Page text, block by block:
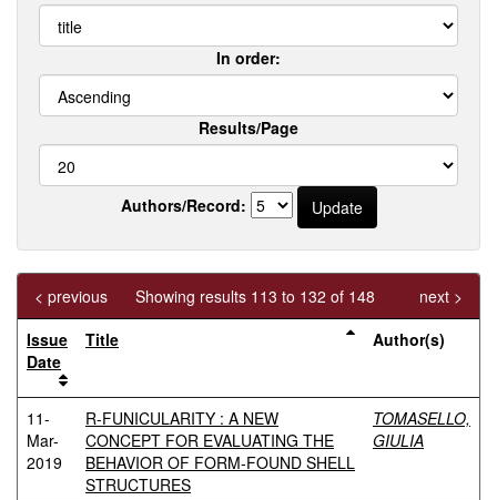
In order:
Results/Page
Authors/Record:
Showing results 113 to 132 of 148
< previous
next >
Issue
Date
Title Author(s)
11-
Mar-
2019
R-FUNICULARITY : A NEW
CONCEPT FOR EVALUATING THE
BEHAVIOR OF FORM-FOUND SHELL
STRUCTURES
TOMASELLO,
GIULIA